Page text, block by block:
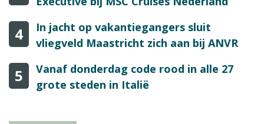
4
In jacht op vakantiegangers sluit
vliegveld Maastricht zich aan bij ANVR
5
Vanaf donderdag code rood in alle 27
grote steden in Italië